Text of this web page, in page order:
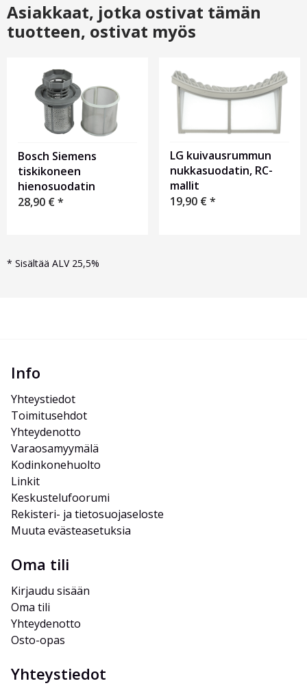
Asiakkaat, jotka ostivat tämän
tuotteen, ostivat myös
Bosch Siemens
tiskikoneen
hienosuodatin
28,90 €*
LG kuivausrummun
nukkasuodatin, RC-
mallit
19,90 €*
* Sisältää ALV 25,5%
Info
Yhteystiedot
Toimitusehdot
Yhteydenotto
Varaosamyymälä
Kodinkonehuolto
Linkit
Keskustelufoorumi
Rekisteri- ja tietosuojaseloste
Muuta evästeasetuksia
Oma tili
Kirjaudu sisään
Oma tili
Yhteydenotto
Osto-opas
Yhteystiedot